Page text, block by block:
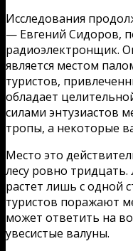
Исследования
— Евгений Сидоров,
радиоэлектронщик.
является местом
туристов,
обладает
силами энтузиастов
тропы, а некоторые
Место это
лесу ровно
растет лишь с одной
туристов поражают
может ответить на
увесистые валуны.